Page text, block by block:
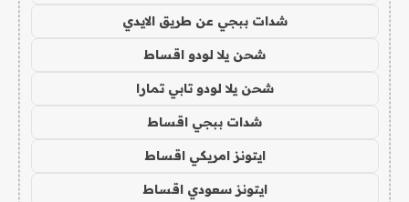
شدات ببجي عن طريق الايدي
شحن يلا لودو اقساط
شحن يلا لودو تابي تمارا
شدات ببجي اقساط
ايتونز امريكي اقساط
ايتونز سعودي اقساط